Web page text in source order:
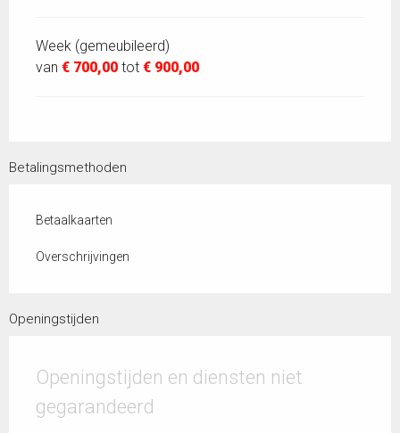
Week (gemeubileerd)
van € 700,00 tot € 900,00
Betalingsmethoden
Betaalkaarten
Overschrijvingen
Openingstijden
Openingstijden en diensten niet
gegarandeerd